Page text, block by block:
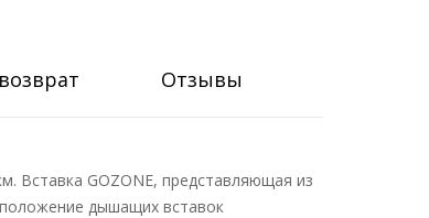
Отзывы
Вставка GOZONE, представляющая из
дышащих вставок